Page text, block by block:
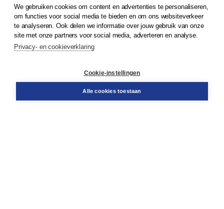
© 2026Koninklijke Boom uitgevers
Klantenservice
Service & informatie
Contact
We gebruiken cookies om content en advertenties te personaliseren,
om functies voor social media te bieden en om ons websiteverkeer
te analyseren. Ook delen we informatie over jouw gebruik van onze
site met onze partners voor social media, adverteren en analyse.
Privacy- en cookieverklaring
Cookie-instellingen
Alle cookies toestaan